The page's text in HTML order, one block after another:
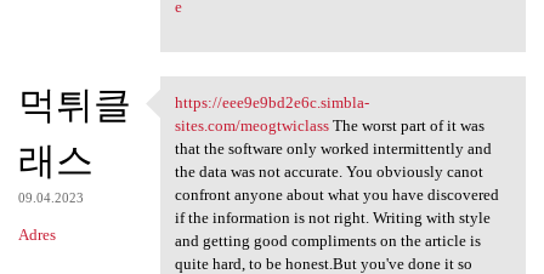
e
먹튀클
래스
09.04.2023
Adres
https://eee9e9bd2e6c.simbla
https://eee9e9bd2e6c.simbla-
sites.com/meogtwiclassThe worst part of it was
that the software only worked intermittently and
the data was not accurate. You obviously canot
confront anyone about what you have discovered
if the information is not right. Writing with style
and getting good compliments on the article is
quite hard, to be honest.But you've done it so